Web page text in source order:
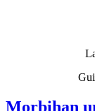
Morbihan